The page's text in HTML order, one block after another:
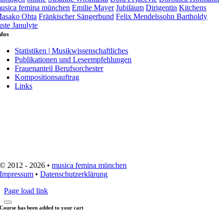
femina münchen Emilie Mayer Jubiläum Dirigentin Kitchens
Ohta Fränkischer Sängerbund Felix Mendelssohn Bartholdy
Janulyte
Statistiken | Musikwissenschaftliches
Publikationen und Leseempfehlungen
Frauenanteil Berufsorchester
Kompositionsauftrag
Links
© 2012 - 2026 •musica femina münchen
Impressum •Datenschutzerklärung
Page load link
Course has been added to your cart